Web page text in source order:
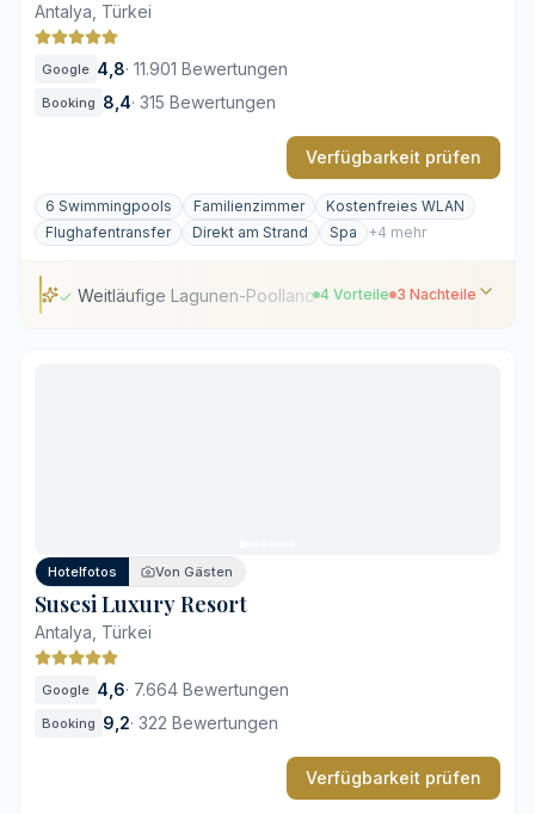
Antalya, Türkei
Google 4,8· 11.901 Bewertungen
Booking 8,4· 315 Bewertungen
Verfügbarkeit prüfen
6 Swimmingpools Familienzimmer
Kostenfreies WLAN
Flughafentransfer
Direkt am Strand Spa +4 mehr
Weitläufige Lagunen-Poollandschaft
4 Vorteile 3 Nachteile
Zusatzkosten für exklusive Leistungen
Hotelfotos Von Gästen
Susesi Luxury Resort
Antalya, Türkei
Google 4,6· 7.664 Bewertungen
Booking 9,2· 322 Bewertungen
Verfügbarkeit prüfen